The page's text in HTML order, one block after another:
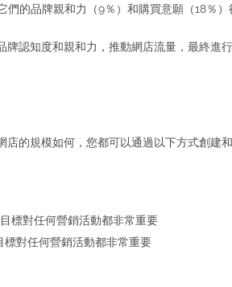
的品牌親和力（9％）和購買意願（18％）
認知度和親和力，推動網店流量，最終進行
的規模如何，您都可以通過以下方式創建
標對任何營銷活動都非常重要